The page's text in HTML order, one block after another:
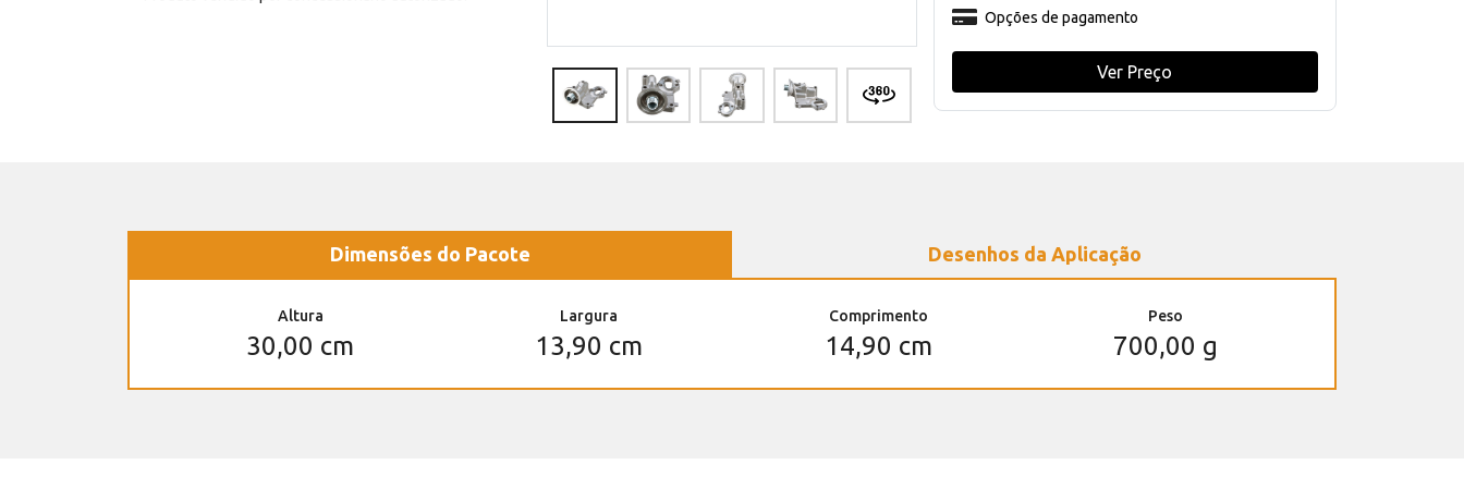
Opções de pagamento
Ver Preço
Dimensões do Pacote Desenhos da Aplicação
Altura
30,00 cm
Largura
13,90 cm
Comprimento
14,90 cm
Peso
700,00 g